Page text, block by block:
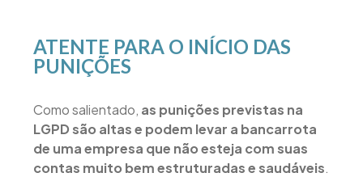
ATENTE PARA O INÍCIO DAS
PUNIÇÕES
Como salientado, as punições previstas na
LGPD são altas e podem levar a bancarrota
de uma empresa que não esteja com suas
contas muito bem estruturadas e saudáveis.